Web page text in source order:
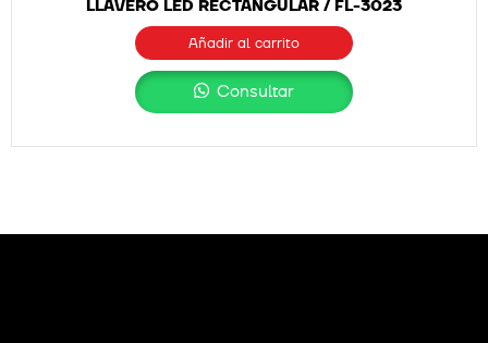
LLAVERO LED RECTANGULAR / FL-3023
Añadir al carrito
Consultar